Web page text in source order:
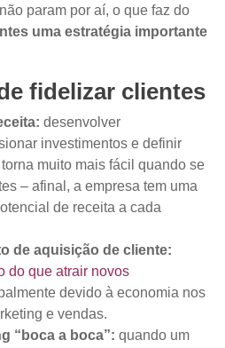
param por aí, o que faz do
uma estratégia importante
fidelizar clientes
desenvolver
investimentos e definir
muito mais fácil quando se
– afinal, a empresa tem uma
de receita a cada
de aquisição de cliente:
do que atrair novos
devido à economia nos
e vendas.
“boca a boca”: quando um